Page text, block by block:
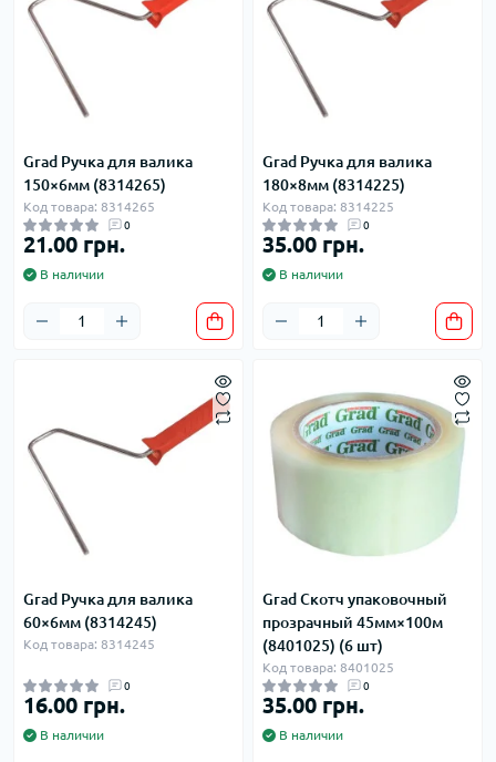
Grad Ручка для валика
150×6мм (8314265)
Код товара: 8314265
0
21.00 грн.
В наличии
Grad Ручка для валика
180×8мм (8314225)
Код товара: 8314225
0
35.00 грн.
В наличии
Grad Ручка для валика
60×6мм (8314245)
Код товара: 8314245
0
16.00 грн.
В наличии
Grad Скотч упаковочный
прозрачный 45мм×100м
(8401025) (6 шт)
Код товара: 8401025
0
35.00 грн.
В наличии